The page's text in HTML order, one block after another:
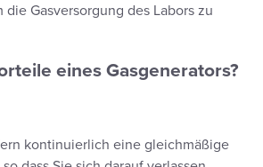
die Gasversorgung des Labors zu
eines Gasgenerators?
kontinuierlich eine gleichmäßige